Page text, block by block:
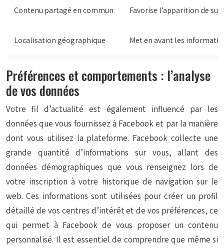
Contenu partagé en commun Favorise l’apparition de
Localisation géographique Met en avant les
Préférences et comportements : l’analyse
de vos données
Votre fil d’actualité est également influencé par les
données que vous fournissez à Facebook et par la manière
dont vous utilisez la plateforme. Facebook collecte une
grande quantité d’informations sur vous, allant des
données démographiques que vous renseignez lors de
votre inscription à votre historique de navigation sur le
web. Ces informations sont utilisées pour créer un profil
détaillé de vos centres d’intérêt et de vos préférences, ce
qui permet à Facebook de vous proposer un contenu
personnalisé. Il est essentiel de comprendre que même si